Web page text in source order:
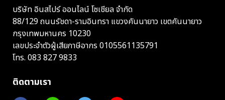
บริษัท อินสไปร์ ออนไลน์ โซเชียล จำกัด
88/129 ถนนรัชดา-รามอินทรา แขวงคันนายาว เขตคันนายาว
กรุงเทพมหานคร 10230
เลขประจำตัวผู้เสียภาษีอากร 0105561135791
โทร. 083 827 9833
ติดตามเรา